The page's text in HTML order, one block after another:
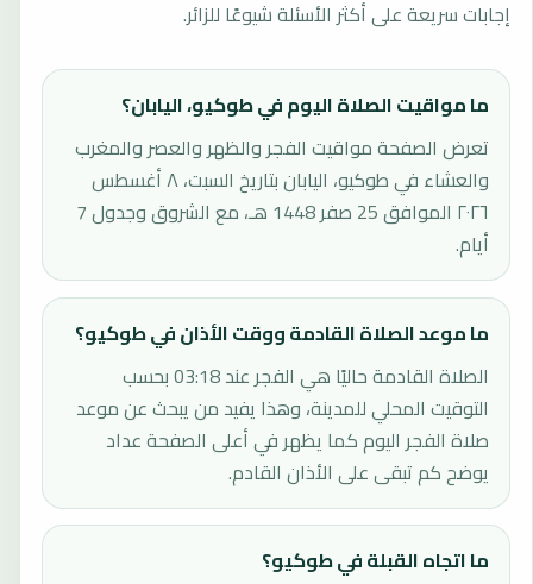
إجابات سريعة على أكثر الأسئلة شيوعًا للزائر.
ما مواقيت الصلاة اليوم في طوكيو، اليابان؟
تعرض الصفحة مواقيت الفجر والظهر والعصر والمغرب
والعشاء في طوكيو، اليابان بتاريخ السبت، ٨ أغسطس
٢٠٢٦ الموافق 25 صفر 1448 هـ، مع الشروق وجدول 7
أيام.
ما موعد الصلاة القادمة ووقت الأذان في طوكيو؟
الصلاة القادمة حاليًا هي الفجر عند 03:18 بحسب
التوقيت المحلي للمدينة، وهذا يفيد من يبحث عن موعد
صلاة الفجر اليوم كما يظهر في أعلى الصفحة عداد
يوضح كم تبقى على الأذان القادم.
ما اتجاه القبلة في طوكيو؟